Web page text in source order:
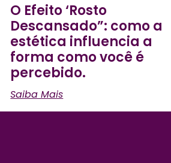
O Efeito ‘Rosto
Descansado”: como a
estética influencia a
forma como você é
percebido.
Saiba Mais